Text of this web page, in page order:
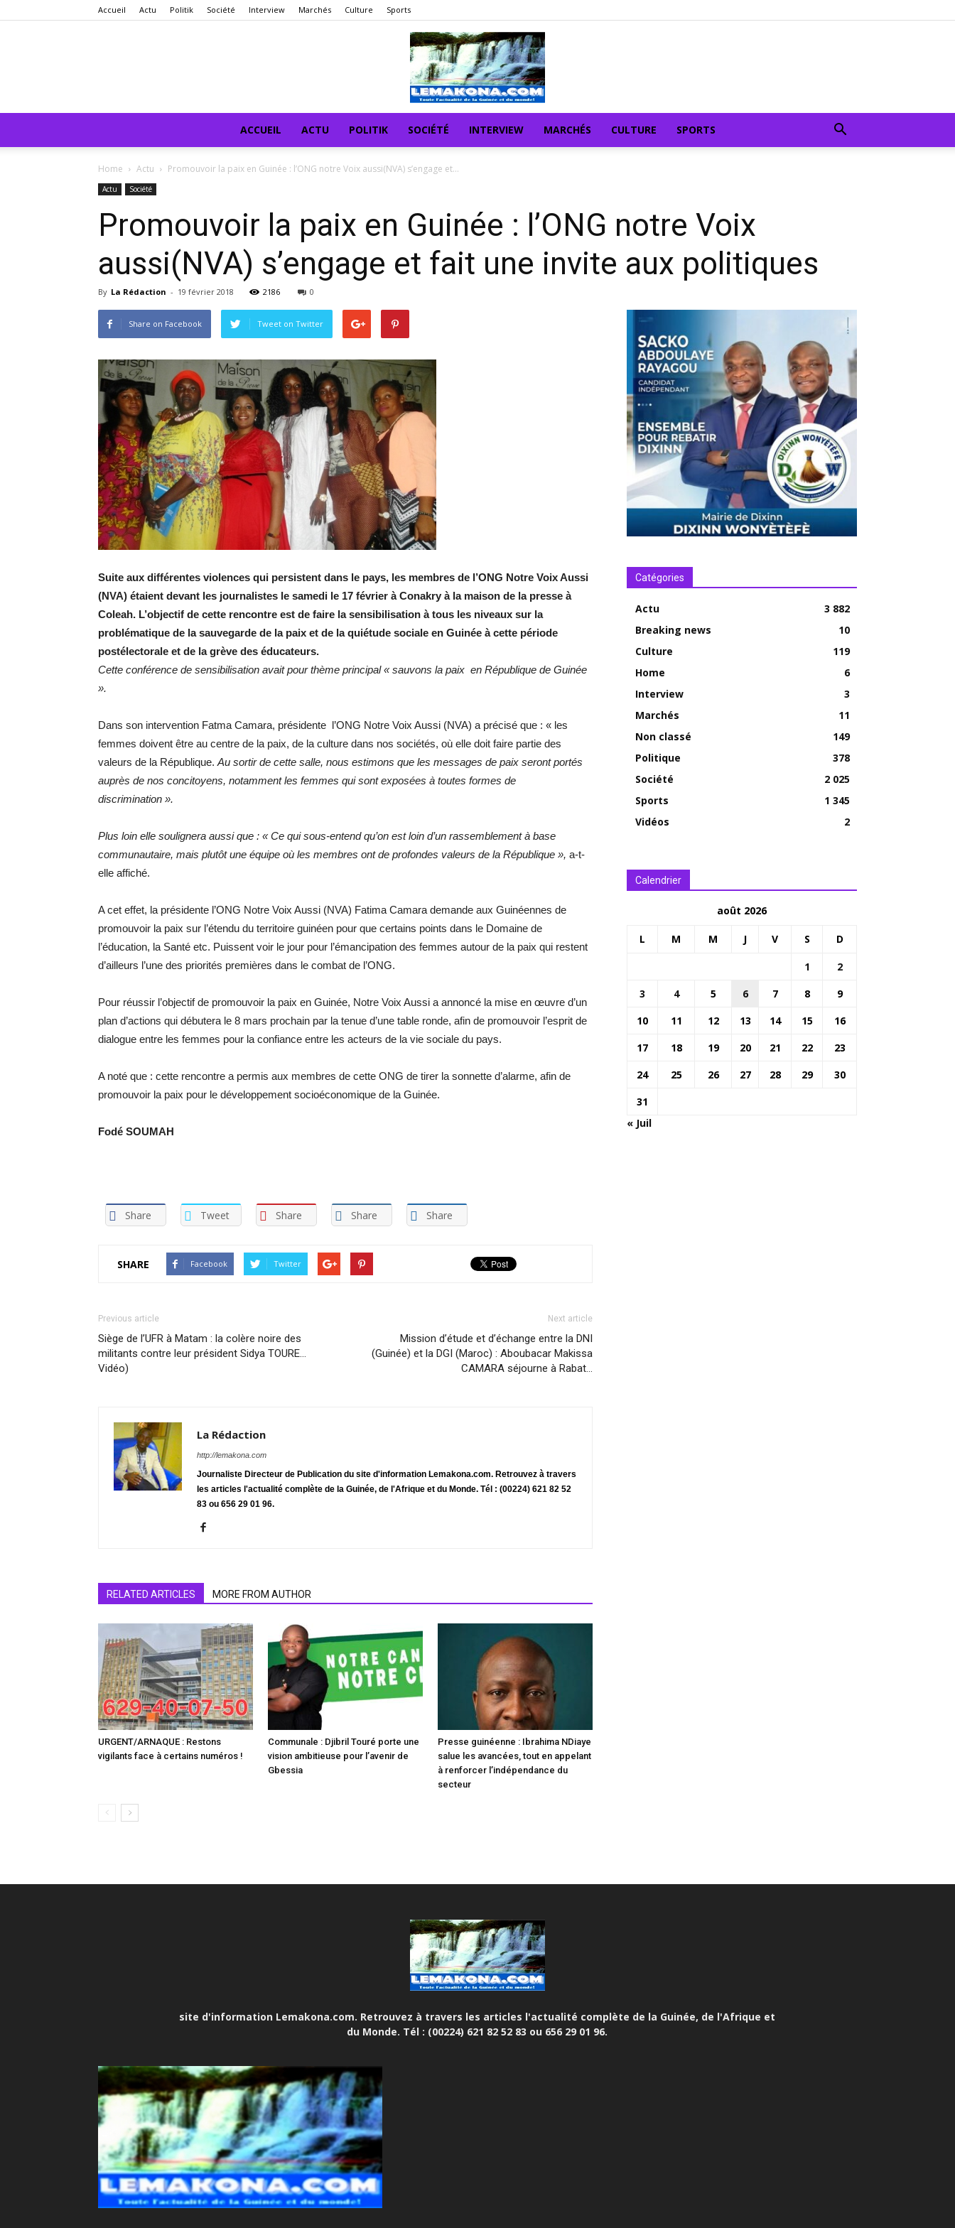
Accueil Actu Politik Société Interview Marchés Culture Sports
ACCUEIL ACTU POLITIK SOCIÉTÉ INTERVIEW MARCHÉS CULTURE SPORTS
Home Actu Promouvoir la paix en Guinée : l’ONG notre Voix aussi(NVA) s’engage et...
Actu Société
Promouvoir la paix en Guinée : l’ONG notre Voix
aussi(NVA) s’engage et fait une invite aux politiques
By La Rédaction - 19 février 2018 2186 0
Share on Facebook Tweet on Twitter
Suite aux différentes violences qui persistent dans le pays, les membres de l’ONG Notre Voix Aussi
(NVA) étaient devant les journalistes le samedi le 17 février à Conakry à la maison de la presse à
Coleah. L’objectif de cette rencontre est de faire la sensibilisation à tous les niveaux sur la
problématique de la sauvegarde de la paix et de la quiétude sociale en Guinée à cette période
postélectorale et de la grève des éducateurs.
Cette conférence de sensibilisation avait pour thème principal « sauvons la paix en République de Guinée
».
Dans son intervention Fatma Camara, présidente l’ONG Notre Voix Aussi (NVA) a précisé que : « les
femmes doivent être au centre de la paix, de la culture dans nos sociétés, où elle doit faire partie des
valeurs de la République. Au sortir de cette salle, nous estimons que les messages de paix seront portés
auprès de nos concitoyens, notamment les femmes qui sont exposées à toutes formes de
discrimination ».
Plus loin elle soulignera aussi que : « Ce qui sous-entend qu’on est loin d’un rassemblement à base
communautaire, mais plutôt une équipe où les membres ont de profondes valeurs de la République », a-t-
elle affiché.
A cet effet, la présidente l’ONG Notre Voix Aussi (NVA) Fatima Camara demande aux Guinéennes de
promouvoir la paix sur l’étendu du territoire guinéen pour que certains points dans le Domaine de
l’éducation, la Santé etc. Puissent voir le jour pour l’émancipation des femmes autour de la paix qui restent
d’ailleurs l’une des priorités premières dans le combat de l’ONG.
Pour réussir l’objectif de promouvoir la paix en Guinée, Notre Voix Aussi a annoncé la mise en œuvre d’un
plan d’actions qui débutera le 8 mars prochain par la tenue d’une table ronde, afin de promouvoir l’esprit de
dialogue entre les femmes pour la confiance entre les acteurs de la vie sociale du pays.
A noté que : cette rencontre a permis aux membres de cette ONG de tirer la sonnette d’alarme, afin de
promouvoir la paix pour le développement socioéconomique de la Guinée.
Fodé SOUMAH
Share Tweet Share Share Share
SHARE Facebook Twitter
Previous article
Siège de l’UFR à Matam : la colère noire des
militants contre leur président Sidya TOURE…
Vidéo)
Next article
Mission d’étude et d’échange entre la DNI
(Guinée) et la DGI (Maroc) : Aboubacar Makissa
CAMARA séjourne à Rabat…
La Rédaction
http://lemakona.com
Journaliste Directeur de Publication du site d'information Lemakona.com. Retrouvez à travers
les articles l'actualité complète de la Guinée, de l'Afrique et du Monde. Tél : (00224) 621 82 52
83 ou 656 29 01 96.
RELATED ARTICLES MORE FROM AUTHOR
URGENT/ARNAQUE : Restons
vigilants face à certains numéros !
Communale : Djibril Touré porte une
vision ambitieuse pour l’avenir de
Gbessia
Presse guinéenne : Ibrahima NDiaye
salue les avancées, tout en appelant
à renforcer l’indépendance du
secteur
Catégories
Actu
3 882
Breaking news
10
Culture
119
Home
6
Interview
3
Marchés
11
Non classé
149
Politique
378
Société
2 025
Sports
1 345
Vidéos
2
Calendrier
août 2026
L M M J V S D
1
2
3
4 5 6 7 8
9
10
11 12 13 14 15
16
17
18 19 20 21 22
23
24
25 26 27 28 29
30
31
« Juil
site d'information Lemakona.com. Retrouvez à travers les articles l'actualité complète de la Guinée, de l'Afrique et
du Monde. Tél : (00224) 621 82 52 83 ou 656 29 01 96.